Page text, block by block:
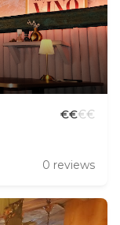
€€€€
0 reviews